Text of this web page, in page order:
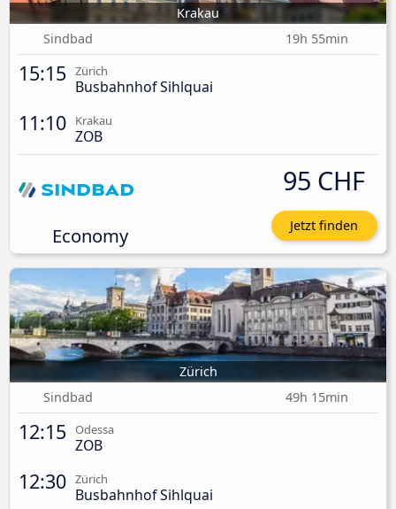
Krakau
Sindbad
19h 55min
15:15 Zürich
Busbahnhof Sihlquai
11:10 Krakau
ZOB
Economy
95 CHF
Jetzt finden
Zürich
Sindbad
49h 15min
12:15 Odessa
ZOB
12:30 Zürich
Busbahnhof Sihlquai